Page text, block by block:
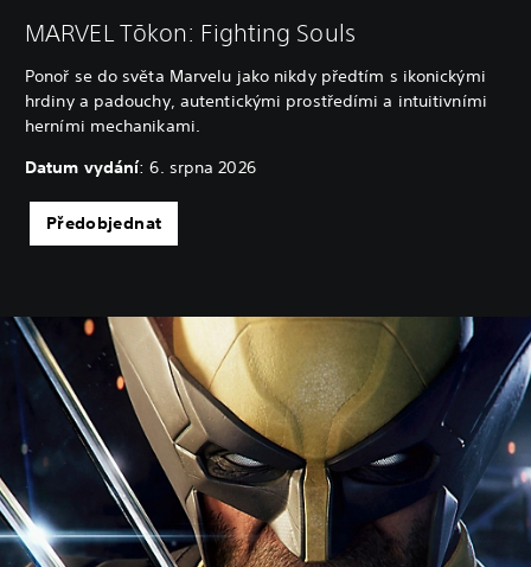
MARVEL Tōkon: Fighting Souls
Ponoř se do světa Marvelu jako nikdy předtím s ikonickými
hrdiny a padouchy, autentickými prostředími a intuitivními
herními mechanikami.
Datum vydání: 6. srpna 2026
Předobjednat